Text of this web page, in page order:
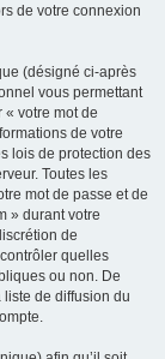
de votre connexion
(désigné ci-après
vous permettant
votre mot de
de votre
lois de protection des
Toutes les
mot de passe et de
» durant votre
de
quelles
ou non. De
de diffusion du